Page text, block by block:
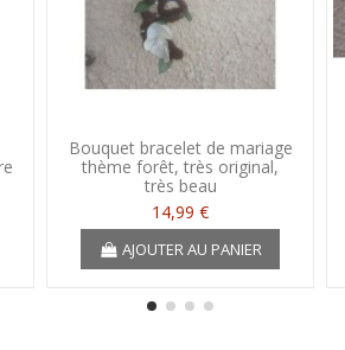
Bouquet bracelet de mariage
thème forêt, très original,
très beau
14,99 €
AJOUTER AU PANIER